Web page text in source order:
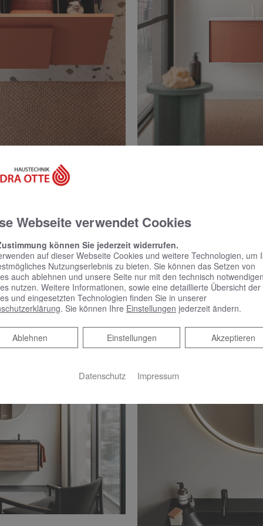
fürs Interior Design
des Designs. Ob Farbharmonie oder Kontrastprogramm –
welche Möglichkeiten in der neuen Farbpalette von burgbad
und Oberflächen in Melamin, Mehrfachlackierung
im Framed Look zusammen. Durch die Option, Fronten und
fertigen zu lassen, bietet Moto zudem unendliche
Interior Design.
Webseite verwendet Cookies
können Sie jederzeit widerrufen.
auf dieser Webseite Cookies und weitere Technologien, um
Nutzungserlebnis zu bieten. Sie können das Setzen von
auch ablehnen und unsere Seite nur mit den technisch notwendigen
nutzen. Weitere Informationen, sowie eine detaillierte Übersicht der
und eingesetzten Technologien finden Sie in unserer
. Sie können Ihre Einstellungen jederzeit ändern.
Akzeptieren
Einstellungen
Ablehnen
Ablehnen
Datenschutz Impressum